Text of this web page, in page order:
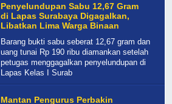
Penyelundupan Sabu 12,67 Gram
di Lapas Surabaya Digagalkan,
Libatkan Lima Warga Binaan
Barang bukti sabu seberat 12,67 gram dan
uang tunai Rp 190 ribu diamankan setelah
petugas menggagalkan penyelundupan di
Lapas Kelas I Surab
Mantan Pengurus Perbakin